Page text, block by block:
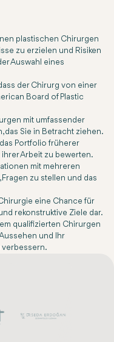
plastischen Chirurgen
zu erzielen und Risiken
Auswahl eines
der Chirurg von einer
Board of Plastic
mit umfassender
das Sie in Betracht ziehen.
Portfolio früherer
ihrer Arbeit zu bewerten.
mit mehreren
zu stellen und das
eine Chance für
rekonstruktive Ziele dar.
qualifizierten Chirurgen
und Ihr
verbessern.